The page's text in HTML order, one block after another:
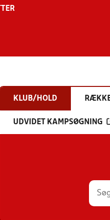
KLUB/HOLD
UDVIDET KAMPSØGNING